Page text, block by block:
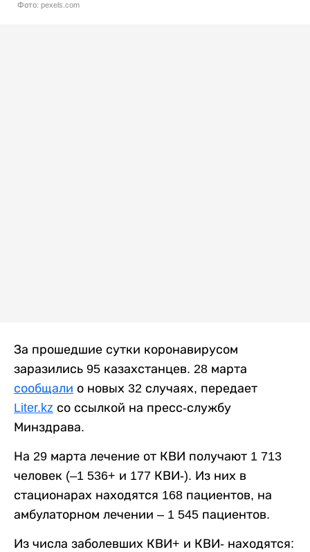
Фото: pexels.com
За прошедшие сутки коронавирусом
заразились 95 казахстанцев. 28 марта
сообщали о новых 32 случаях, передает
Liter.kz со ссылкой на пресс-службу
Минздрава.
На 29 марта лечение от КВИ получают 1 713
человек (–1 536+ и 177 КВИ-). Из них в
стационарах находятся 168 пациентов, на
амбулаторном лечении – 1 545 пациентов.
Из числа заболевших КВИ+ и КВИ- находятся: